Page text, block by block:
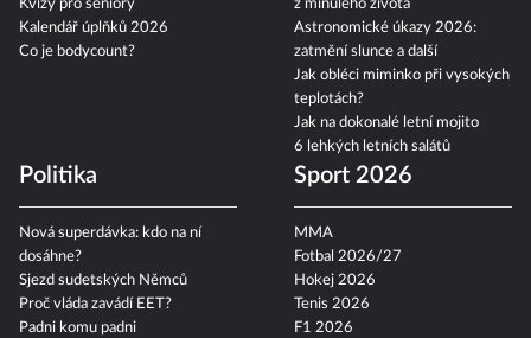
Kvízy pro seniory
Kalendář úplňků 2026
Co je bodycount?
z minulého života
Astronomické úkazy 2026:
zatmění slunce a další
Jak obléci miminko při vysokých
teplotách?
Jak na dokonalé letní mojito
6 lehkých letních salátů
Politika
Nová superdávka: kdo na ní
dosáhne?
Sjezd sudetských Němců
Proč vláda zavádí EET?
Padni komu padni
Sport 2026
MMA
Fotbal 2026/27
Hokej 2026
Tenis 2026
F1 2026